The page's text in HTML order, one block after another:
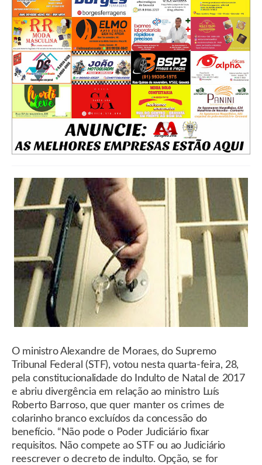
O ministro Alexandre de Moraes, do Supremo
Tribunal Federal (STF), votou nesta quarta-feira, 28,
pela constitucionalidade do Indulto de Natal de 2017
e abriu divergência em relação ao ministro Luís
Roberto Barroso, que quer manter os crimes de
colarinho branco excluídos da concessão do
benefício. “Não pode o Poder Judiciário fixar
requisitos. Não compete ao STF ou ao Judiciário
reescrever o decreto de indulto. Opção, se for